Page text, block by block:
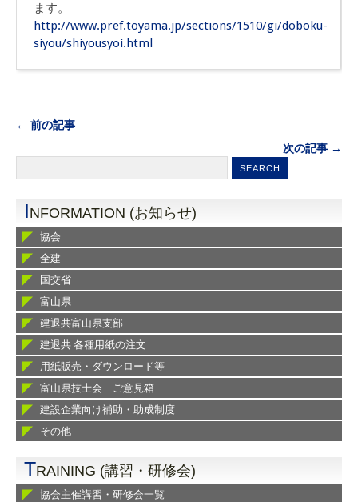
ます。
http://www.pref.toyama.jp/sections/1510/gi/doboku-
siyou/shiyousyoi.html
← 前の記事
次の記事 →
INFORMATION (お知らせ)
協会
全建
国交省
富山県
建退共富山県支部
建退共 各種用紙の注文
用紙販売・ダウンロード等
富山県技士会 ご意見箱
建設企業向け補助・助成制度
その他
TRAINING (講習・研修会)
協会主催講習・研修会一覧